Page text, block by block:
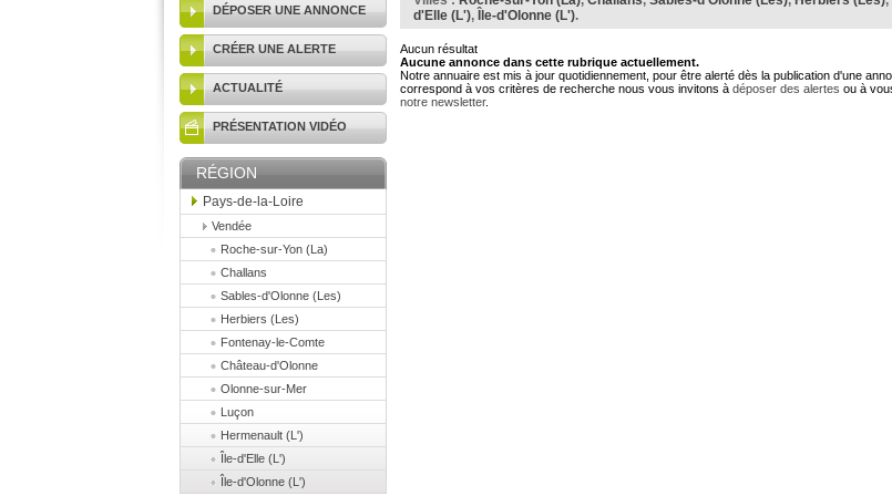
DÉPOSER UNE ANNONCE
CRÉER UNE ALERTE
ACTUALITÉ
PRÉSENTATION VIDÉO
RÉGION
Pays-de-la-Loire
Vendée
Roche-sur-Yon (La)
Challans
Sables-d'Olonne (Les)
Herbiers (Les)
Fontenay-le-Comte
Château-d'Olonne
Olonne-sur-Mer
Luçon
Hermenault (L')
Île-d'Elle (L')
Île-d'Olonne (L')
d'Elle (L'), Île-d'Olonne (L').
Aucun résultat
Aucune annonce dans cette rubrique actuellement.
Notre annuaire est mis à jour quotidiennement, pour être alerté dès la publication d'une
correspond à vos critères de recherche nous vous invitons à déposer des alertes ou à
notre newsletter.